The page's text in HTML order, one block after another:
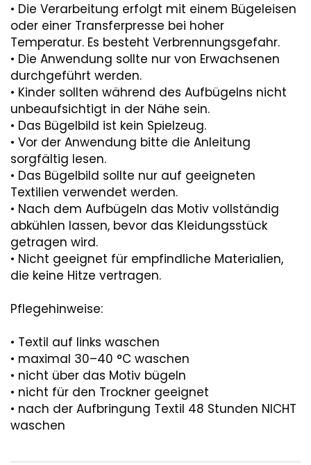
• Die Verarbeitung erfolgt mit einem Bügeleisen
oder einer Transferpresse bei hoher
Temperatur. Es besteht Verbrennungsgefahr.
• Die Anwendung sollte nur von Erwachsenen
durchgeführt werden.
• Kinder sollten während des Aufbügelns nicht
unbeaufsichtigt in der Nähe sein.
• Das Bügelbild ist kein Spielzeug.
• Vor der Anwendung bitte die Anleitung
sorgfältig lesen.
• Das Bügelbild sollte nur auf geeigneten
Textilien verwendet werden.
• Nach dem Aufbügeln das Motiv vollständig
abkühlen lassen, bevor das Kleidungsstück
getragen wird.
• Nicht geeignet für empfindliche Materialien,
die keine Hitze vertragen.
Pflegehinweise:
• Textil auf links waschen
• maximal 30–40 °C waschen
• nicht über das Motiv bügeln
• nicht für den Trockner geeignet
• nach der Aufbringung Textil 48 Stunden NICHT
waschen